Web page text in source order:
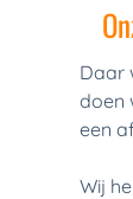
Daar
doen
een
Wij